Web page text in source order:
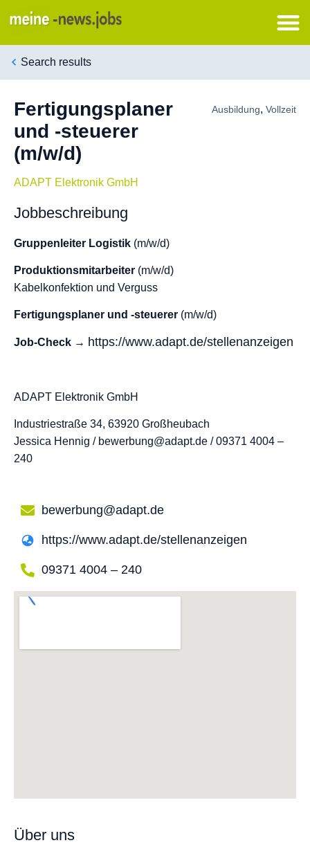
Search results
Fertigungsplaner
und -steuerer
(m/w/d)
ADAPT Elektronik GmbH
Ausbildung, Vollzeit
Jobbeschreibung
Gruppenleiter Logistik (m/w/d)
Produktionsmitarbeiter (m/w/d)
Kabelkonfektion und Verguss
Fertigungsplaner und -steuerer (m/w/d)
Job-Check → https://www.adapt.de/stellenanzeigen
ADAPT Elektronik GmbH
Industriestraße 34, 63920 Großheubach
Jessica Hennig / bewerbung@adapt.de / 09371 4004 –
240
bewerbung@adapt.de
https://www.adapt.de/stellenanzeigen
09371 4004 – 240
Über uns